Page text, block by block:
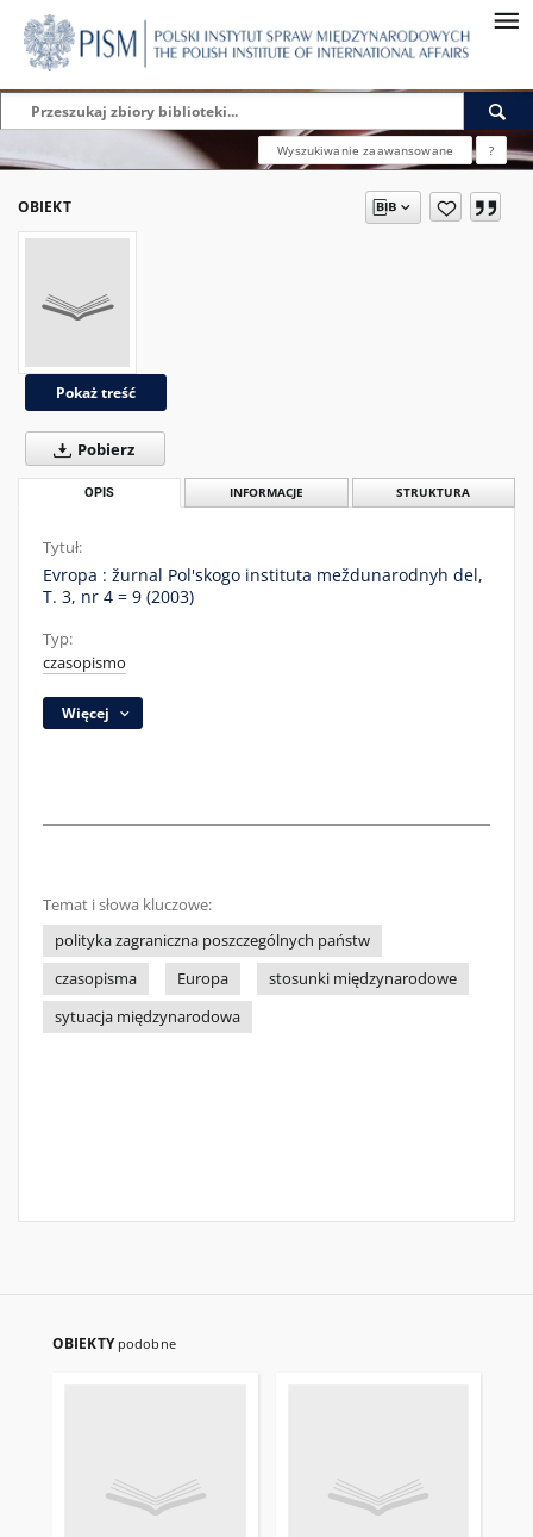
Wyszukiwanie zaawansowane ?
OBIEKT
Pokaż treść
Pobierz
OPIS INFORMACJE STRUKTURA
Tytuł:
Evropa : žurnal Pol'skogo instituta meždunarodnyh del,
T. 3, nr 4 = 9 (2003)
Typ:
czasopismo
Więcej
Temat i słowa kluczowe:
polityka zagraniczna poszczególnych państw
czasopisma
Europa
stosunki międzynarodowe
sytuacja międzynarodowa
OBIEKTY podobne